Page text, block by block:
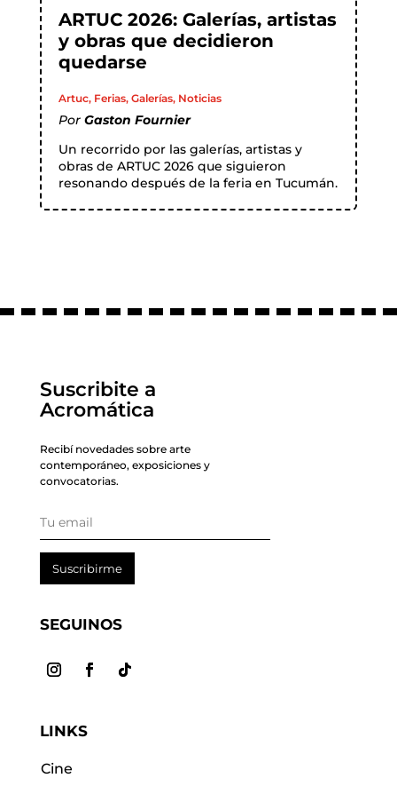
ARTUC 2026: Galerías, artistas
y obras que decidieron
quedarse
Artuc, Ferias, Galerías, Noticias
Por Gaston Fournier
Un recorrido por las galerías, artistas y
obras de ARTUC 2026 que siguieron
resonando después de la feria en Tucumán.
Suscribite a
Acromática
Recibí novedades sobre arte
contemporáneo, exposiciones y
convocatorias.
Suscribirme
SEGUINOS
LINKS
Cine